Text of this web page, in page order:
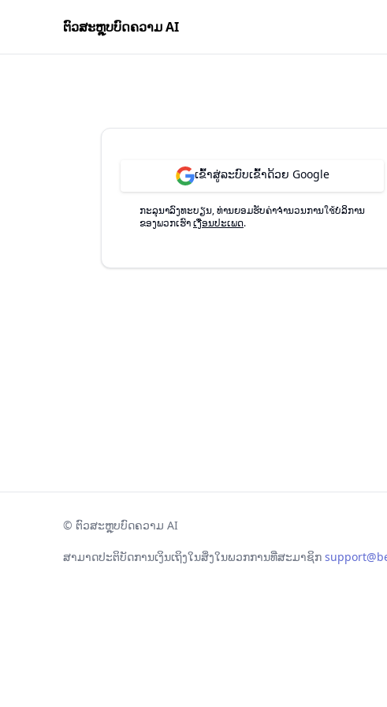
ຕົວສະຫຼຸບບົດຄວາມ AI
ເຂົ້າສູ່ລະບົບເຂົ້າດ້ວຍ Google
ກະລຸນາລົງທະບຽນ, ທ່ານຍອມຮັບຄ່າຈໍານວນການใช้ບໍລິການ
ຂອງພວກເຮົາເງື່ອນປະເພດ.
© ຕົວສະຫຼຸບບົດຄວາມ AI
ສາມາດປະຕິບັດການເງິນເຖິງໃນສິ່ງໃນພວກການທີ່ສະມາຊິກ